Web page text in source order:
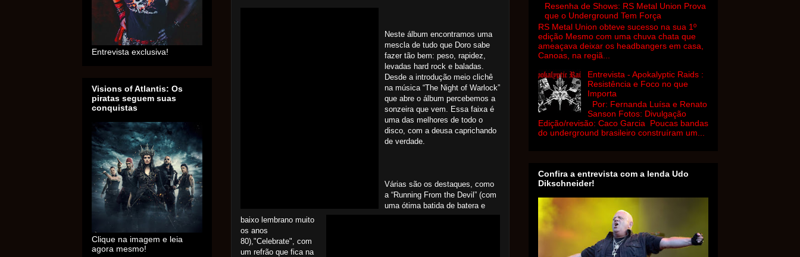
Neste álbum encontramos uma
mescla de tudo que Doro sabe
fazer tão bem: peso, rapidez,
levadas hard rock e baladas.
Desde a introdução meio clichê
na música “The Night of Warlock”
que abre o álbum percebemos a
sonzeira que vem. Essa faixa é
uma das melhores de todo o
disco, com a deusa caprichando
de verdade.
Várias são os destaques, como
a “Running From the Devil” (com
uma ótima batida de batera e
baixo lembrano muito
os anos
80),"Celebrate", com
um refrão que fica na
Entrevista exclusiva!
Visions of Atlantis: Os
piratas seguem suas
conquistas
Clique na imagem e leia
agora mesmo!
Resenha de Shows: RS Metal Union Prova
que o Underground Tem Força
RS Metal Union obteve sucesso na sua 1º
edição Mesmo com uma chuva chata que
ameaçava deixar os headbangers em casa,
Canoas, na regiã...
Entrevista - Apokalyptic Raids :
Resistência e Foco no que
Importa
Por: Fernanda Luísa e Renato
Sanson Fotos: Divulgação
Edição/revisão: Caco Garcia Poucas bandas
do underground brasileiro construíram um...
Confira a entrevista com a lenda Udo
Dikschneider!